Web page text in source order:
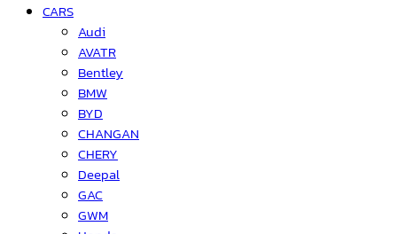
CARS
Audi
AVATR
Bentley
BMW
BYD
CHANGAN
CHERY
Deepal
GAC
GWM